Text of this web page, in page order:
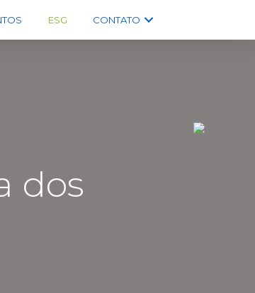
ESG CONTATO
dos